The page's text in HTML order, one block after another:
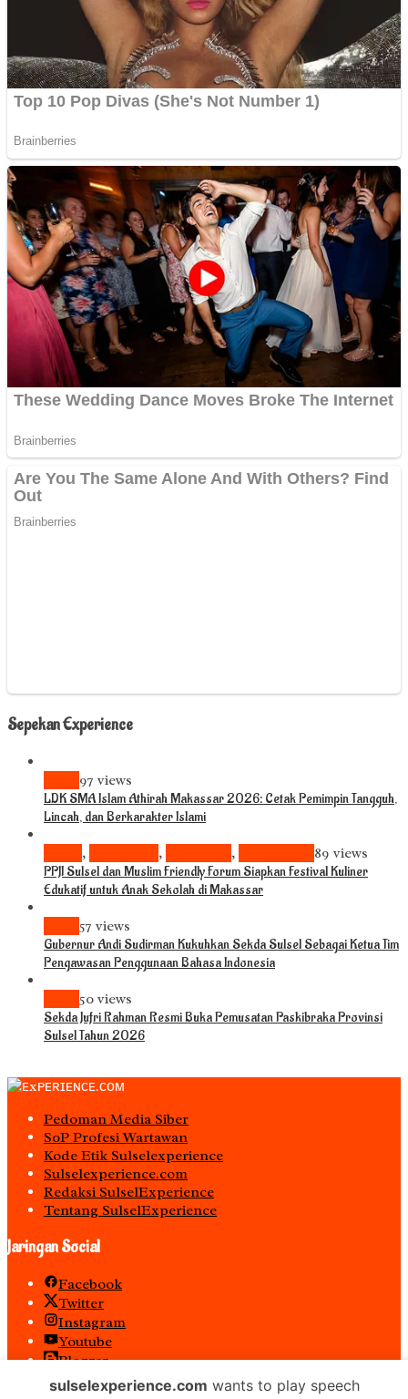
Sepekan Experience
97 views
LDK SMA Islam Athirah Makassar 2026: Cetak Pemimpin Tangguh,
Lincah, dan Berkarakter Islami
, , , 89 views
PPJI Sulsel dan Muslim Friendly Forum Siapkan Festival Kuliner
Edukatif untuk Anak Sekolah di Makassar
57 views
Gubernur Andi Sudirman Kukuhkan Sekda Sulsel Sebagai Ketua Tim
Pengawasan Penggunaan Bahasa Indonesia
50 views
Sekda Jufri Rahman Resmi Buka Pemusatan Paskibraka Provinsi
Sulsel Tahun 2026
Pedoman Media Siber
S0P Profesi Wartawan
Kode Etik Sulselexperience
Sulselexperience.com
Redaksi SulselExperience
Tentang SulselExperience
Jaringan Social
Facebook
Twitter
Instagram
Youtube
Blogger
Spotify
sulselexperience.com wants to play speech